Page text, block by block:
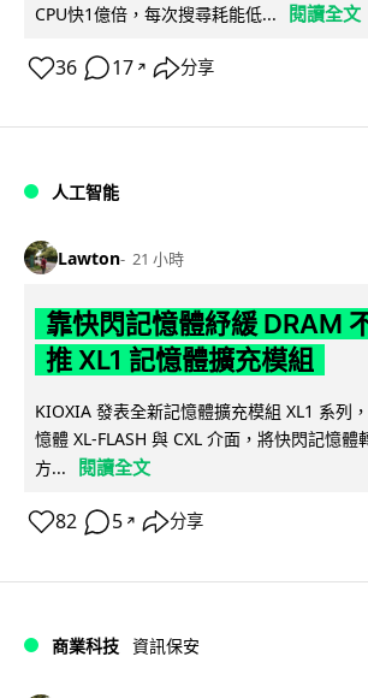
CPU快1億倍，每次搜尋耗能低...
閱讀全文
36 17 ↗ 分享
人工智能
Lawton 21 小時
靠快閃記憶體紓緩 DRAM
推 XL1 記憶體擴充模組
KIOXIA 發表全新記憶體擴充模組 XL1 系列
憶體 XL-FLASH 與 CXL 介面，將快閃記憶
方...
閱讀全文
82 5 ↗ 分享
商業科技 資訊保安